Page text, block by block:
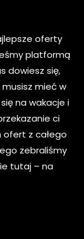
oferty
platformą
dowiesz się,
mieć w
na wakacje i
ci
ofert z całego
zebraliśmy
tutaj – na